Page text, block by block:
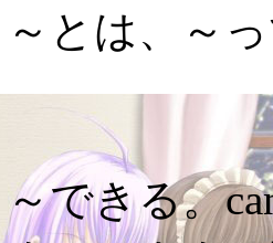
～とは、～
～できる。